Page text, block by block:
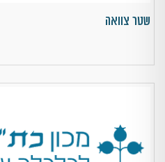
שטר צוואה